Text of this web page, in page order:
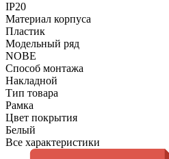
IP20
Материал корпуса
Пластик
Модельный ряд
NOBE
Способ монтажа
Накладной
Тип товара
Рамка
Цвет покрытия
Белый
Все характеристики